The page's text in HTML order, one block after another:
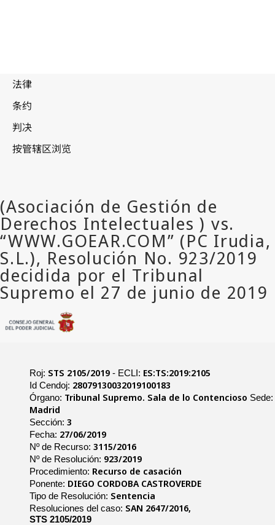
Roj: STS 2105/2019- ECLI: ES:TS:2019:2105
Id Cendoj: 28079130032019100183
Órgano: Tribunal Supremo. Sala de lo Contencioso Sede:
Madrid
Sección: 3
Fecha: 27/06/2019
Nº de Recurso: 3115/2016
Nº de Resolución: 923/2019
Procedimiento: Recurso de casación
Ponente: DIEGO CORDOBA CASTROVERDE
Tipo de Resolución: Sentencia
Resoluciones del caso: SAN 2647/2016,
STS 2105/2019